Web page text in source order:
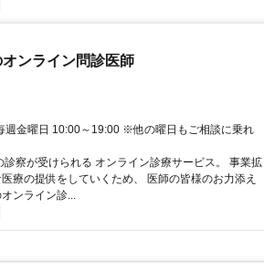
オンライン問診医師
週金曜日 10:00～19:00 ※他の曜日もご相談に乗れ
察が受けられる オンライン診療サービス。 事業拡
療の提供をしていくため、 医師の皆様のお力添え
ンライン診...